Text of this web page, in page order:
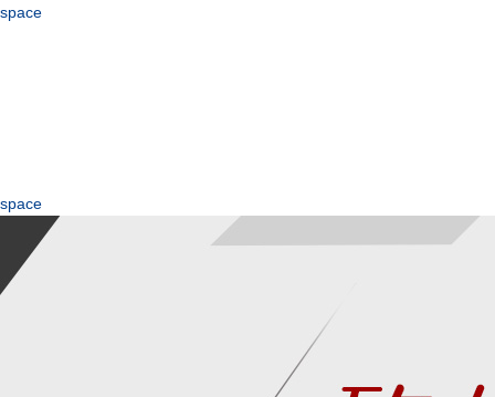
space
space